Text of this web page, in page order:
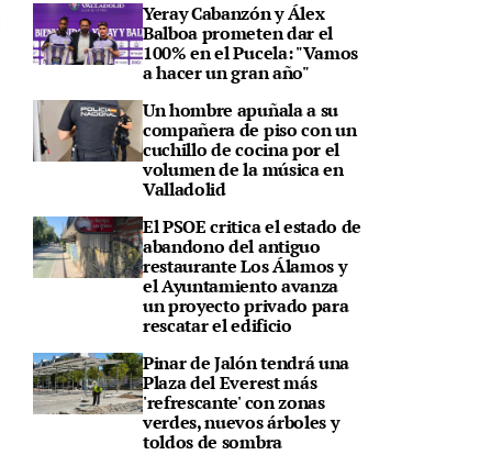
Yeray Cabanzón y Álex
Balboa prometen dar el
100% en el Pucela: "Vamos
a hacer un gran año"
Un hombre apuñala a su
compañera de piso con un
cuchillo de cocina por el
volumen de la música en
Valladolid
El PSOE critica el estado de
abandono del antiguo
restaurante Los Álamos y
el Ayuntamiento avanza
un proyecto privado para
rescatar el edificio
Pinar de Jalón tendrá una
Plaza del Everest más
'refrescante' con zonas
verdes, nuevos árboles y
toldos de sombra